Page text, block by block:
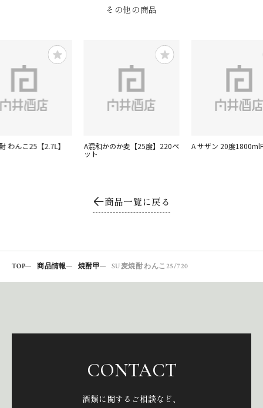
その他の商品
わんこ25【2.7L】 A混和かのか麦【25度】220ペ
ット
A サザン 20度
商品一覧に戻る
TOP 商品情報 焼酎甲 SU麦焼酎 わんこ25/720
CONTACT
酒類に関するご相談など、